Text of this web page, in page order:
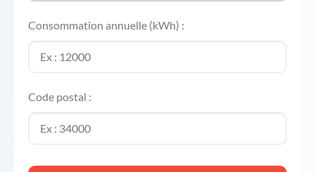
Consommation annuelle (kWh) :
Code postal :